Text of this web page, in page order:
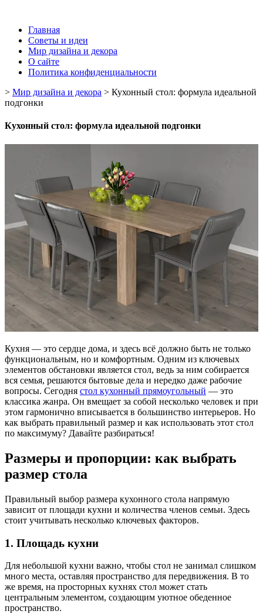
Главная
Советы и идеи
Мир дизайна и декора
О сайте
Политика конфиденциальности
> Мир дизайна и декора > Кухонный стол: формула идеальной
подгонки
Кухонный стол: формула идеальной подгонки
Кухня — это сердце дома, и здесь всё должно быть не только
функциональным, но и комфортным. Одним из ключевых
элементов обстановки является стол, ведь за ним собирается
вся семья, решаются бытовые дела и нередко даже рабочие
вопросы. Сегодня стол кухонный прямоугольный — это
классика жанра. Он вмещает за собой несколько человек и при
этом гармонично вписывается в большинство интерьеров. Но
как выбрать правильный размер и как использовать этот стол
по максимуму? Давайте разбираться!
Размеры и пропорции: как выбрать
размер стола
Правильный выбор размера кухонного стола напрямую
зависит от площади кухни и количества членов семьи. Здесь
стоит учитывать несколько ключевых факторов.
1. Площадь кухни
Для небольшой кухни важно, чтобы стол не занимал слишком
много места, оставляя пространство для передвижения. В то
же время, на просторных кухнях стол может стать
центральным элементом, создающим уютное обеденное
пространство.